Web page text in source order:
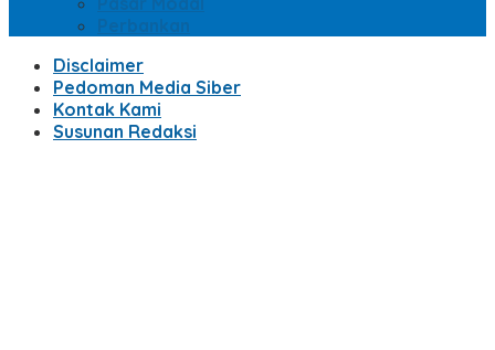
Perbankan
Disclaimer
Pedoman Media Siber
Kontak Kami
Susunan Redaksi